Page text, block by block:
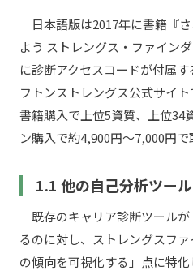
日本語版は2017年に書籍『
よう ストレングス・ファイン
に診断アクセスコードが付属
フトンストレングス公式サイト
書籍購入で上位5資質、上位34
ン購入で約4,900円〜7,000円で
1.1 他の自己分析ツー
既存のキャリア診断ツール
るのに対し、ストレングスフ
の傾向を可視化する」点に特